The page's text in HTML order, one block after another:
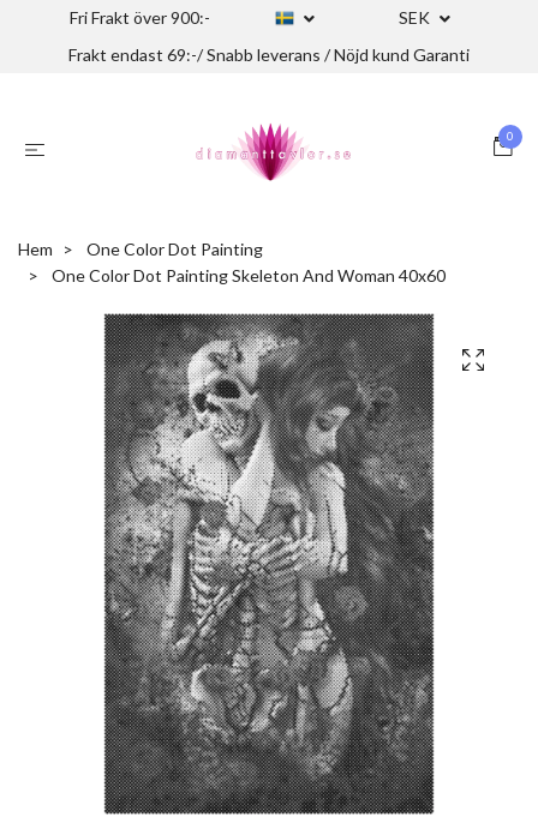
Fri Frakt över 900:-
SEK
Frakt endast 69:-/ Snabb leverans / Nöjd kund Garanti
0
Hem
One Color Dot Painting
One Color Dot Painting Skeleton And Woman 40x60